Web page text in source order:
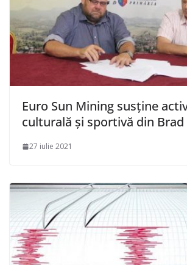
Euro Sun Mining susține
culturală și sportivă din Brad
27 iulie 2021